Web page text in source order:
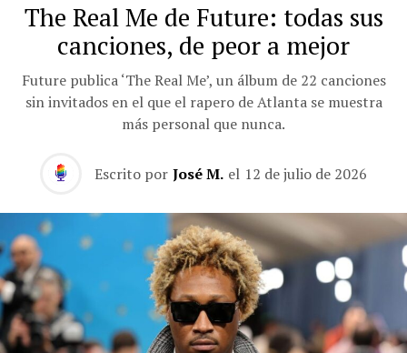
The Real Me de Future: todas sus
canciones, de peor a mejor
Future publica ‘The Real Me’, un álbum de 22 canciones
sin invitados en el que el rapero de Atlanta se muestra
más personal que nunca.
Escrito por José M. el 12 de julio de 2026